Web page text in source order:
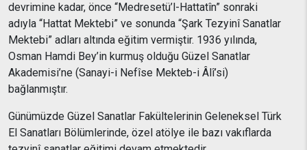
devrimine kadar, önce “Medresetü’l-Hattatîn” sonraki
adıyla “Hattat Mektebi” ve sonunda “Şark Tezyinî Sanatlar
Mektebi” adları altında eğitim vermiştir. 1936 yılında,
Osman Hamdi Bey’in kurmuş olduğu Güzel Sanatlar
Akademisi’ne (Sanayi-i Nefîse Mekteb-i Âlî’si)
bağlanmıştır.
Günümüzde Güzel Sanatlar Fakültelerinin Geleneksel Türk
El Sanatları Bölümlerinde, özel atölye ile bazı vakıflarda